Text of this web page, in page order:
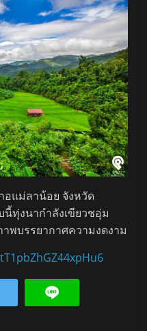
อแม่ลาน้อย จังหวัด
ทุ่งนากำลังเขียวชอุ่ม
าพบรรยากาศความงดงาม